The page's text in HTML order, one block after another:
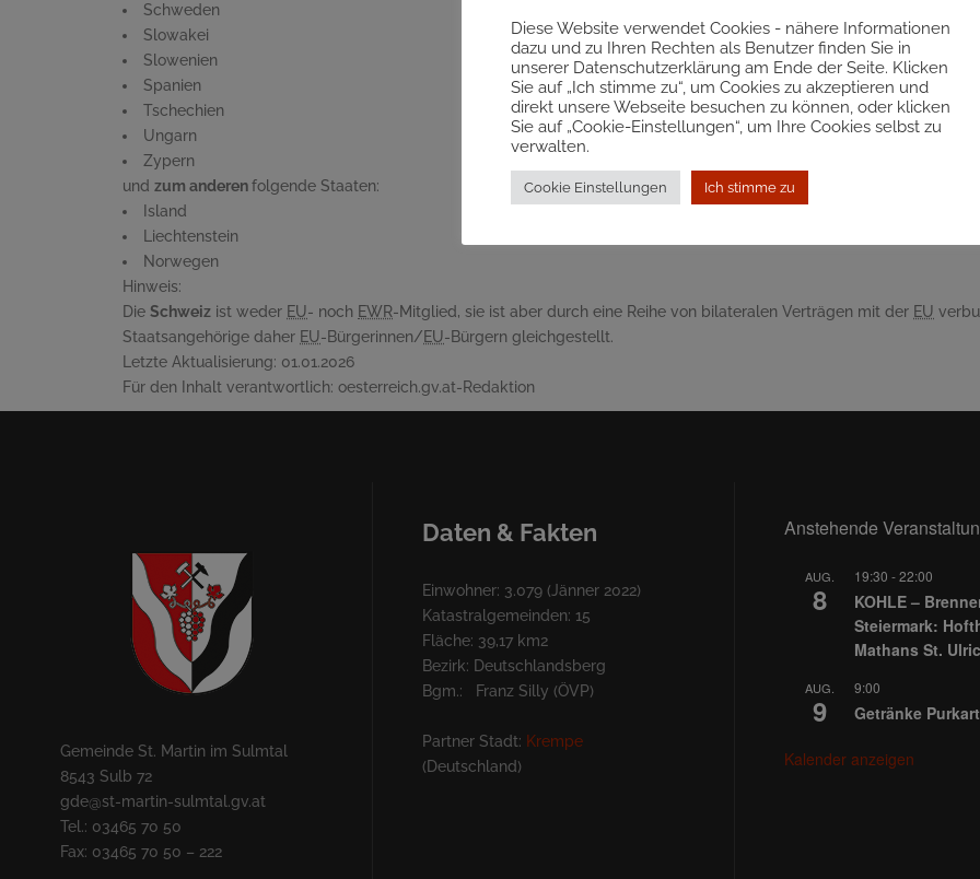
Schweden
Slowakei
Slowenien
Spanien
Tschechien
Ungarn
Zypern
und zum anderenfolgende Staaten:
Island
Liechtenstein
Norwegen
Hinweis:
Die Schweiz ist weder EU- noch EWR-Mitglied, sie ist aber durch eine Reihe von bilateralen Verträgen mit der EU
Staatsangehörige daher EU-Bürgerinnen/EU-Bürgern gleichgestellt.
Letzte Aktualisierung: 01.01.2026
Für den Inhalt verantwortlich: oesterreich.gv.at-Redaktion
Gemeinde St. Martin im Sulmtal
8543 Sulb 72
gde@st-martin-sulmtal.gv.at
Tel.: 03465 70 50
Fax: 03465 70 50 – 222
Daten & Fakten
Einwohner: 3.079 (Jänner 2022)
Katastralgemeinden: 15
Fläche: 39,17 km2
Bezirk: Deutschlandsberg
Bgm.: Franz Silly (ÖVP)
Partner Stadt: Krempe
(Deutschland)
Anstehende
AUG.
8
19:30 -22:00
KOHLE –
Steiermark:
Mathans St.
AUG.
9
9:00
Getränke Purkart
Kalender anzeigen
Diese Website verwendet Cookies - nähere Informationen
dazu und zu Ihren Rechten als Benutzer finden Sie in
unserer Datenschutzerklärung am Ende der Seite. Klicken
Sie auf „Ich stimme zu“, um Cookies zu akzeptieren und
direkt unsere Webseite besuchen zu können, oder klicken
Sie auf „Cookie-Einstellungen“, um Ihre Cookies selbst zu
verwalten.
Cookie Einstellungen Ich stimme zu